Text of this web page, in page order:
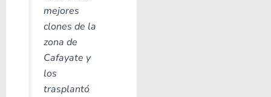
mejores
clones de la
zona de
Cafayate y
los
trasplantó